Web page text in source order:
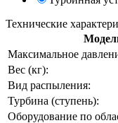
Технические
Максимальное
Вес (кг):
Вид распыления:
Турбина (ступень):
Оборудование по